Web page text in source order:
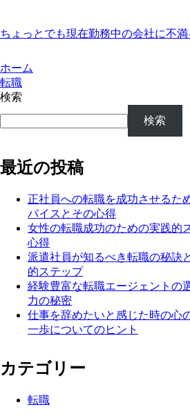
ちょっとでも現在勤務中の会社に不
ホーム
転職
検索
検索
最近の投稿
正社員への転職を成功させるた
バイスとその心得
女性の転職成功のための実践的
心得
派遣社員が知るべき転職の秘訣
的ステップ
経験豊富な転職エージェントの
力の秘密
仕事を辞めたいと感じた時の心
一歩についてのヒント
カテゴリー
転職